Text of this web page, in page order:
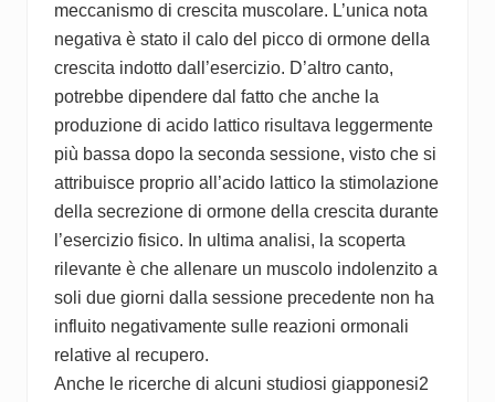
meccanismo di crescita muscolare. L’unica nota
negativa è stato il calo del picco di ormone della
crescita indotto dall’esercizio. D’altro canto,
potrebbe dipendere dal fatto che anche la
produzione di acido lattico risultava leggermente
più bassa dopo la seconda sessione, visto che si
attribuisce proprio all’acido lattico la stimolazione
della secrezione di ormone della crescita durante
l’esercizio fisico. In ultima analisi, la scoperta
rilevante è che allenare un muscolo indolenzito a
soli due giorni dalla sessione precedente non ha
influito negativamente sulle reazioni ormonali
relative al recupero.
Anche le ricerche di alcuni studiosi giapponesi2